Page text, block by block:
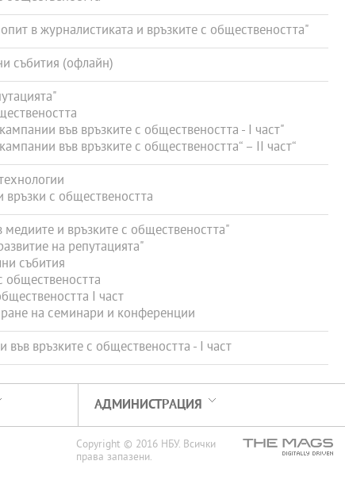
в журналистиката и връзките с обществеността"
събития (офлайн)
във връзките с обществеността - І част"
във връзките с обществеността“ – II част“
с обществеността
и връзките с обществеността"
на репутацията"
събития
обществеността
І част
на семинари и конференции
връзките с обществеността - І част
АДМИНИСТРАЦИЯ
Copyright © 2016 НБУ. Всички
права запазени.